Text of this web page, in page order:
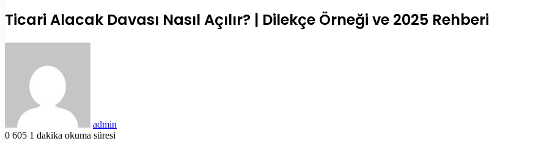
Ticari Alacak Davası Nasıl Açılır? | Dilekçe Örneği ve 2025 Rehberi
admin
0 605 1 dakika okuma süresi